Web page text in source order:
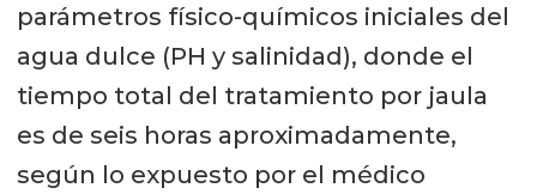
parámetros físico-químicos iniciales del
agua dulce (PH y salinidad), donde el
tiempo total del tratamiento por jaula
es de seis horas aproximadamente,
según lo expuesto por el médico